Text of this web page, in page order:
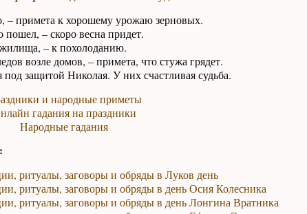
– примета к хорошему урожаю зерновых.
– скоро весна придет.
– к похолоданию.
возле домов, – примета, что стужа грядет.
защитой Николая. У них счастливая судьба.
и народные приметы
гадания на праздники
Народные гадания
ритуалы, заговоры и обряды в Луков день
ритуалы, заговоры и обряды в день Осия Колесника
ритуалы, заговоры и обряды в день Лонгина Вратника